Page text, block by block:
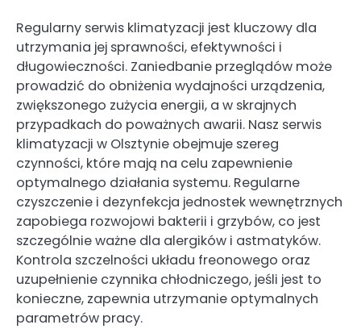
Regularny serwis klimatyzacji jest kluczowy dla
utrzymania jej sprawności, efektywności i
długowieczności. Zaniedbanie przeglądów może
prowadzić do obniżenia wydajności urządzenia,
zwiększonego zużycia energii, a w skrajnych
przypadkach do poważnych awarii. Nasz serwis
klimatyzacji w Olsztynie obejmuje szereg
czynności, które mają na celu zapewnienie
optymalnego działania systemu. Regularne
czyszczenie i dezynfekcja jednostek wewnętrznych
zapobiega rozwojowi bakterii i grzybów, co jest
szczególnie ważne dla alergików i astmatyków.
Kontrola szczelności układu freonowego oraz
uzupełnienie czynnika chłodniczego, jeśli jest to
konieczne, zapewnia utrzymanie optymalnych
parametrów pracy.